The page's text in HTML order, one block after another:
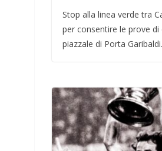
Stop alla linea verde tra
per consentire le prove
piazzale di Porta Garibaldi.